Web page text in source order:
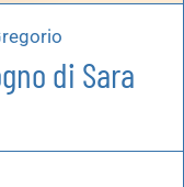
di Sara